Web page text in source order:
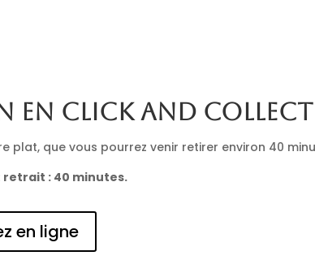
en click and collect
que vous pourrez venir retirer environ 40
: 40 minutes.
en ligne